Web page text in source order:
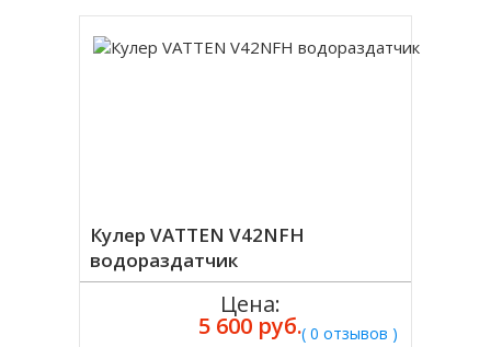
Кулер VATTEN V42NFH
водораздатчик
( 0 отзывов )
Цена:
5 600 руб.